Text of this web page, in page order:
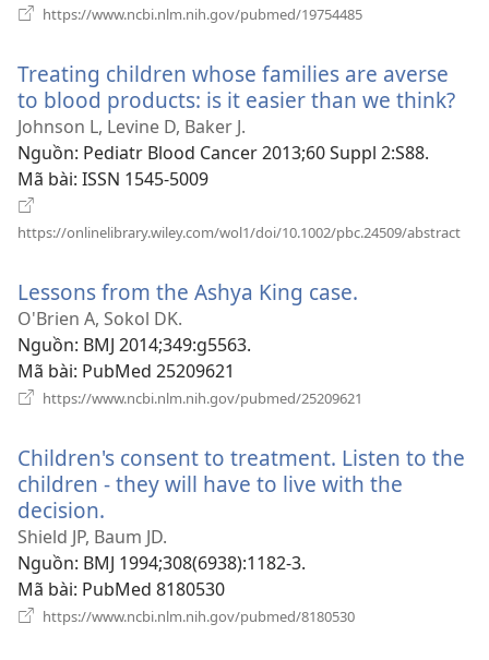
https://www.ncbi.nlm.nih.gov/pubmed/19754485
mới)
Treating children whose families are averse
to blood products: is it easier than we think?
Johnson L, Levine D, Baker J.
Nguồn‎: Pediatr Blood Cancer 2013;60 Suppl 2:S88.
Mã bài‎: ISSN 1545-5009
https://onlinelibrary.wiley.com/wol1/doi/10.1002/pbc.24509/abstract
Lessons from the Ashya King case.
O'Brien A, Sokol DK.
Nguồn‎: BMJ 2014;349:g5563.
Mã bài‎: PubMed 25209621
https://www.ncbi.nlm.nih.gov/pubmed/25209621
mới)
Children's consent to treatment. Listen to the
children - they will have to live with the
decision.
cửa
sổ
mới)
Shield JP, Baum JD.
Nguồn‎: BMJ 1994;308(6938):1182-3.
Mã bài‎: PubMed 8180530
https://www.ncbi.nlm.nih.gov/pubmed/8180530